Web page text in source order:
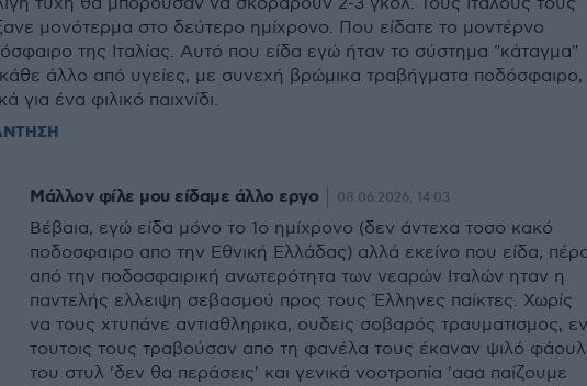
μονότερμα στο δεύτερο ημίχρονο. Που είδατε το μοντέρνο
της Ιταλίας. Αυτό που είδα εγώ ήταν το σύστημα "κάταγμα"
κάθε άλλο από υγείες, με συνεχή βρώμικα τραβήγματα ποδόσφαιρο,
για ένα φιλικό παιχνίδι.
Μάλλον φίλε μου είδαμε άλλο εργο 08.06.2026, 14:03
Βέβαια, εγώ είδα μόνο το 1ο ημίχρονο (δεν άντεχα τοσο κακό
ποδοσφαιρο απο την Εθνική Ελλάδας) αλλά εκείνο που είδα,
από την ποδοσφαιρική ανωτερότητα των νεαρών Ιταλών ηταν η
παντελής ελλειψη σεβασμού προς τους Έλληνες παίκτες. Χωρίς
να τους χτυπάνε αντιαθληρικα, ουδεις σοβαρός τραυματισμος, εν
τουτοις τους τραβούσαν απο τη φανέλα τους έκαναν ψιλό φάουλ
του στυλ 'δεν θα περάσεις' και γενικά νοοτροπία 'ααα παίζουμε